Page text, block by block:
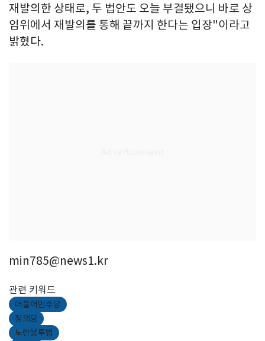
재발의한 상태로, 두 법안도 오늘 부결됐으니 바로 상
임위에서 재발의를 통해 끝까지 한다는 입장"이라고
밝혔다.
min785@news1.kr
관련 키워드
더불어민주당
정의당
노란봉투법